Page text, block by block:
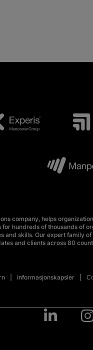
company, helps
hundreds of thousands
skills. Our expert family
and clients across 80
Informasjonskapsler